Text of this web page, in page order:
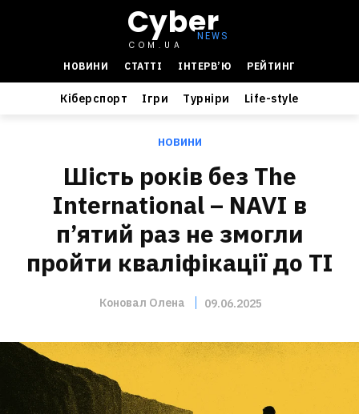
Cyber
COM.UA
НОВИНИ
СТАТТІ ІНТЕРВ’Ю РЕЙТИНГ
Кіберспорт Ігри Турніри Life-style
НОВИНИ
Шість років без The
International – NAVI в
п’ятий раз не змогли
пройти кваліфікації до TI
Коновал Олена 09.06.2025